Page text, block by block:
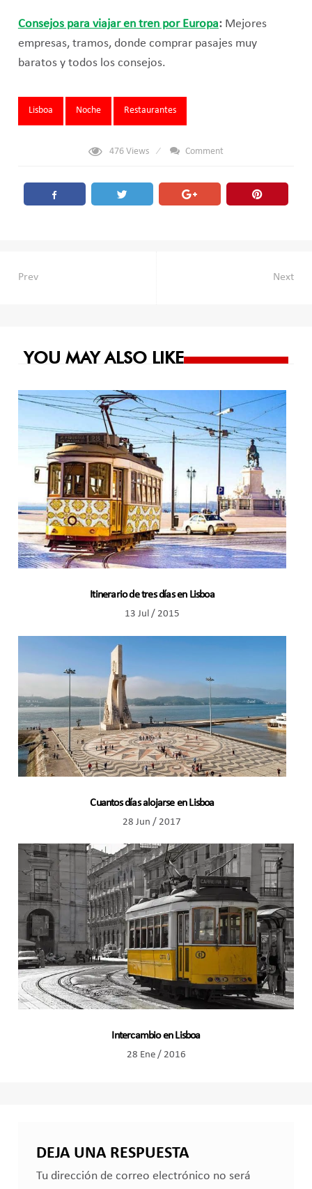
Consejos para viajar en tren por Europa:Mejores
empresas, tramos, donde comprar pasajes muy
baratos y todos los consejos.
Tags:
Lisboa Noche Restaurantes
476Views Comment
Navegación
Prev Next
YOU MAY ALSO LIKE
Itinerario de tres días en Lisboa
13 Jul / 2015
Cuantos días alojarse en Lisboa
28 Jun / 2017
Intercambio en Lisboa
28 Ene / 2016
DEJA UNA RESPUESTA
Tu dirección de correo electrónico no será